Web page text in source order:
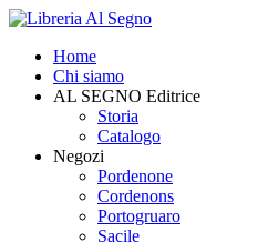
Home
Chi siamo
AL SEGNO Editrice
Storia
Catalogo
Negozi
Pordenone
Cordenons
Portogruaro
Sacile